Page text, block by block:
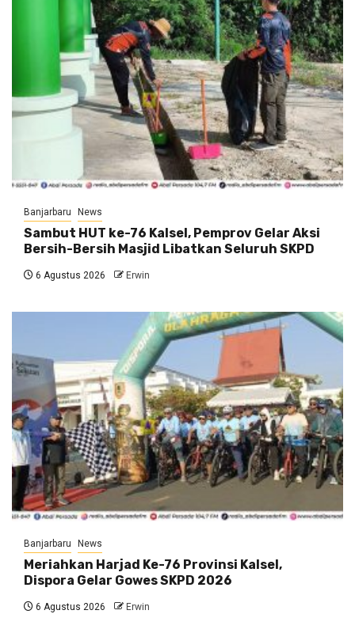
Banjarbaru News
Sambut HUT ke-76 Kalsel, Pemprov Gelar Aksi
Bersih-Bersih Masjid Libatkan Seluruh SKPD
6 Agustus 2026 Erwin
Banjarbaru News
Meriahkan Harjad Ke-76 Provinsi Kalsel,
Dispora Gelar Gowes SKPD 2026
6 Agustus 2026 Erwin